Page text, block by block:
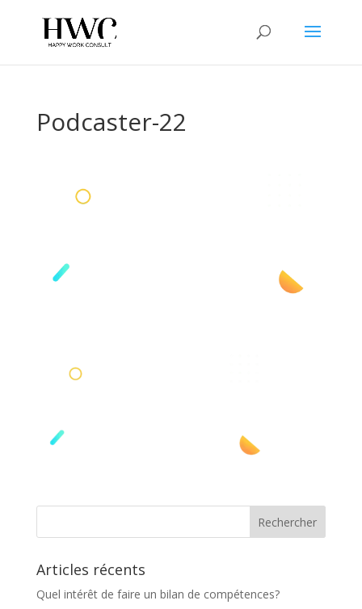
Podcaster-22
Articles récents
Quel intérêt de faire un bilan de compétences?